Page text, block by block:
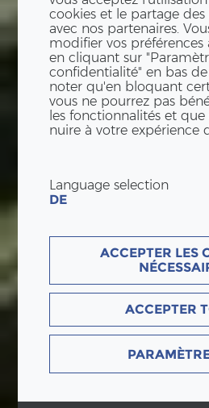
cookies et le partage
avec nos partenaires.
modifier vos
en cliquant sur
confidentialité" en bas
noter qu'en bloquant
vous ne pourrez pas
les fonctionnalités et
nuire à votre expérience
Language selection
DE
ACCEPTER LES
ACCEPTER